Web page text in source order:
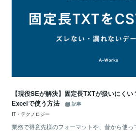
【現役SEが解決】固定長TXTが扱いにく
Excelで使う方法
記事
IT・テクノロジー
業務で得意先様のフォーマットや、昔から使